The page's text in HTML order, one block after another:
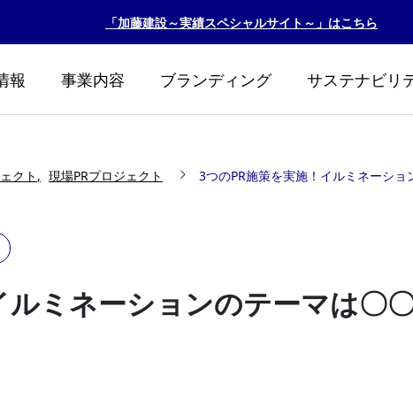
「加藤建設～実績スペシャルサイト～」はこちら
報 事業内容 ブランディング サステナビリ
クト 現場PRプロジェクト 3つのPR施策を実施！イルミネーショ
ルミネーションのテーマは〇